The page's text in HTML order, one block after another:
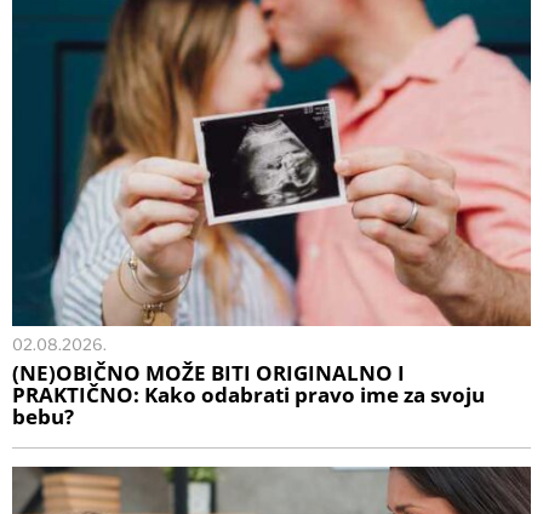
02.08.2026.
(NE)OBIČNO MOŽE BITI ORIGINALNO I
PRAKTIČNO: Kako odabrati pravo ime za svoju
bebu?